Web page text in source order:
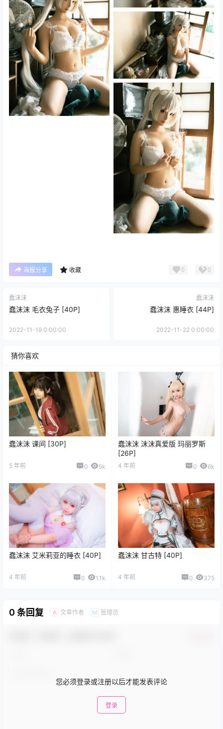
海报分享 收藏 0 0
蠢沫沫
蠢沫沫 毛衣兔子 [40P]
2022-11-19 0:00:00
蠢沫沫
蠢沫沫 惠睡衣 [44P]
2022-11-22 0:00:00
猜你喜欢
蠢沫沫 课间 [30P]
5 年前 0 5k
蠢沫沫 沫沫真爱版 玛丽罗斯
[26P]
4 年前 0 6k
蠢沫沫 艾米莉亚的睡衣 [40P]
4 年前 0 1.1k
蠢沫沫 甘古特 [40P]
4 年前 0 375
0 条回复 A 文章作者 M 管理员
您必须登录或注册以后才能发表评论
登录